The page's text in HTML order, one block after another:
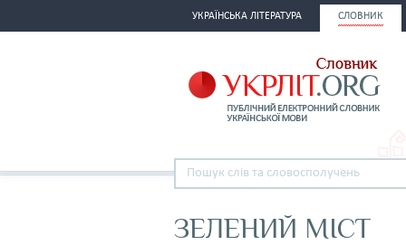
УКРАЇНСЬКА ЛІТЕРАТУРА СЛОВНИК
ЗЕЛЕНИЙ МІСТ